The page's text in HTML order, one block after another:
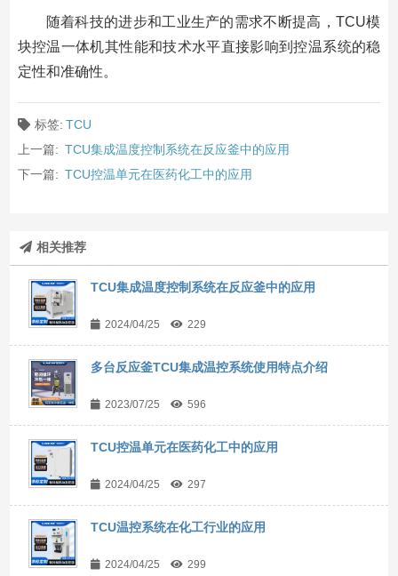
随着科技的进步和工业生产的需求不断提高，TCU模
块控温一体机其性能和技术水平直接影响到控温系统的稳
定性和准确性。
标签: TCU
上一篇: TCU集成温度控制系统在反应釜中的应用
下一篇: TCU控温单元在医药化工中的应用
相关推荐
TCU集成温度控制系统在反应釜中的应用
2024/04/25 229
多台反应釜TCU集成温控系统使用特点介绍
2023/07/25 596
TCU控温单元在医药化工中的应用
2024/04/25 297
TCU温控系统在化工行业的应用
2024/04/25 299